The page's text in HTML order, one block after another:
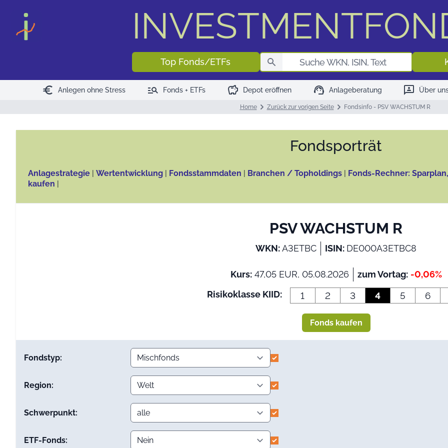
Top Fonds/ETFs
euro Anlegen ohne Stress manage_search Fonds + ETFs savings Depot eröffnen support_agent Anlageberatung 3p Über
Home Zurück zur vorigen Seite Fondsinfo - PSV WACHSTUM R
Fonds­porträt
Anlagestrategie | Wertentwicklung | Fondsstammdaten | Branchen / Topholdings | Fonds-Rechner:
kaufen |
PSV WACHSTUM R
WKN:A3ETBC ISIN: DE000A3ETBC8
Kurs:47,05 EUR, 05.08.2026 zum Vortag: -0,06%
Risikoklasse KIID:
1 2 3 4 5 6
Fonds kaufen
Fondstyp:
Region:
Schwerpunkt:
ETF-Fonds: